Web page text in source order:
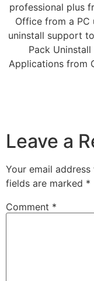
professional plus
Office from a PC
uninstall support
Pack
Applications from
Leave a
Your email
fields are marked *
Comment *